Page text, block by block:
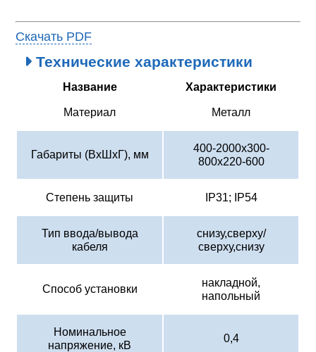
Скачать PDF
Технические характеристики
Название Характеристики
Материал Металл
Габариты (ВхШхГ), мм
400-2000х300-
800х220-600
Степень защиты IP31; IP54
Тип ввода/вывода
кабеля
снизу,сверху/
сверху,снизу
Способ установки
накладной,
напольный
Номинальное
напряжение, кВ
0,4